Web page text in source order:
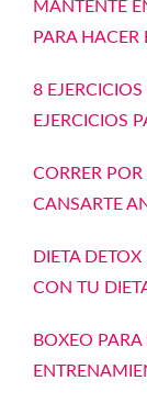
MANTENTE
PARA HACER
8
EJERCICIOS
CORRER
CANSARTE
DIETA
CON TU
BOXEO